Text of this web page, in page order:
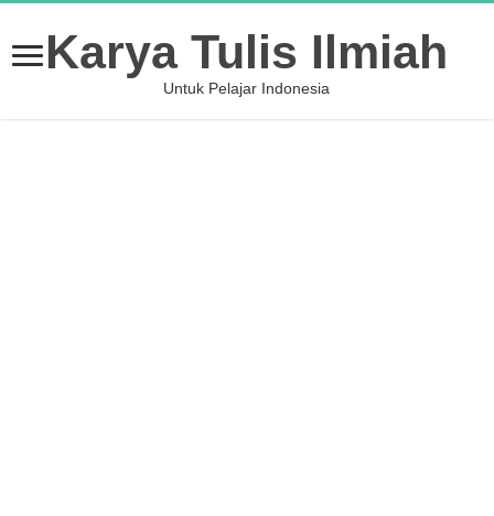
Karya Tulis Ilmiah
Untuk Pelajar Indonesia